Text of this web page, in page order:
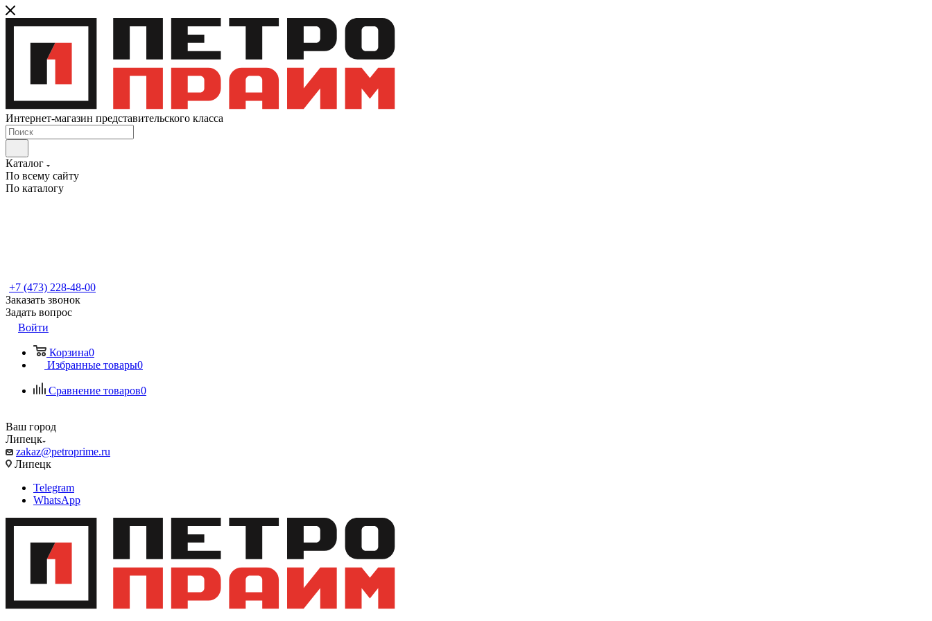
Интернет-магазин представительского класса
Каталог
По всему сайту
По каталогу
+7 (473) 228-48-00
Заказать звонок
Задать вопрос
Войти
Корзина0
Избранные товары0
Сравнение товаров0
Ваш город
Липецк
zakaz@petroprime.ru
Липецк
Telegram
WhatsApp